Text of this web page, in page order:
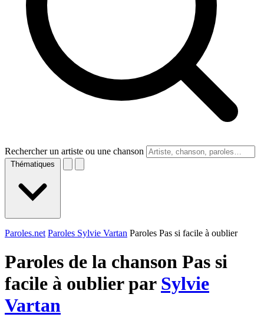
Rechercher un artiste ou une chanson
Thématiques
Paroles.net Paroles Sylvie Vartan Paroles Pas si facile à oublier
Paroles de la chanson Pas si
facile à oublier par Sylvie
Vartan